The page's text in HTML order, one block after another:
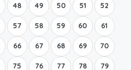
48 49 50 51 52
57 58 59 60 61
66 67 68 69 70
75 76 77 78 79